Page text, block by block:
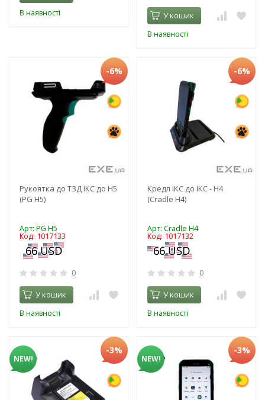
В наявності У кошик
В наявності
-6%
Рукоятка до ТЗД ІКС до Н5
(PG H5)
Арт: PG H5
Код: 1017133
0
У кошик
В наявності
-6%
Кредл ІКС до ІКС - Н4
(Cradle H4)
Арт: Cradle H4
Код: 1017132
0
У кошик
В наявності
NEW!
-3%
NEW!
-3%